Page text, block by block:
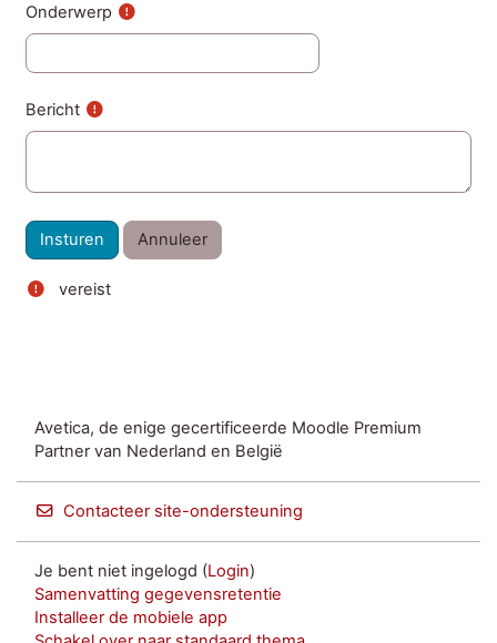
Onderwerp
Bericht
vereist
Avetica, de enige gecertificeerde Moodle Premium
Partner van Nederland en België
Contacteer site-ondersteuning
Je bent niet ingelogd (Login)
Samenvatting gegevensretentie
Installeer de mobiele app